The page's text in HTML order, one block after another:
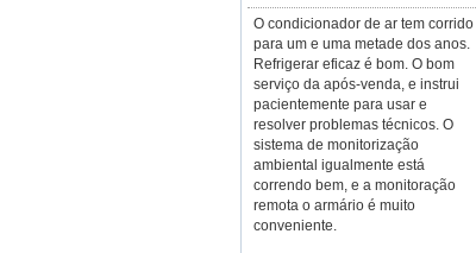
O condicionador de ar tem corrido
para um e uma metade dos anos.
Refrigerar eficaz é bom. O bom
serviço da após-venda, e instrui
pacientemente para usar e
resolver problemas técnicos. O
sistema de monitorização
ambiental igualmente está
correndo bem, e a monitoração
remota o armário é muito
conveniente.